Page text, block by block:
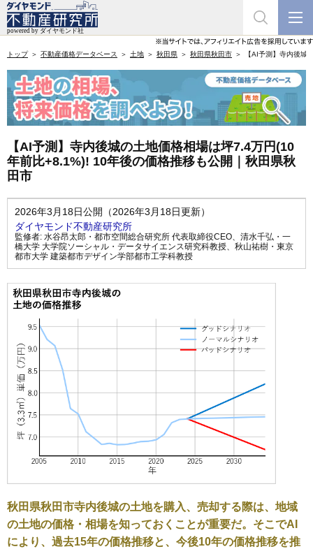
トップ 不動産価格データベース 土地 秋田県 秋田県秋田市 【AI予測】寺内後
【AI予測】寺内後城の土地価格相場は坪7.4万円(10
年前比+8.1%)! 10年後の価格推移も公開｜秋田県秋
田市
2026年3月18日公開（2026年3月18日更新）
ダイヤモンド不動産研究所
監修者: 水谷昂太郎・都市空間総合研究所 代表取締役CEO、 清水千弘・一
橋大学 大学院ソーシャル・データサイエンス研究科教授、 秋山祐樹・東京
都市大学 建築都市デザイン学部都市工学科教授
秋田県秋田市寺内後城の土地を購入、売却する際は、地域
の土地の価格・相場を知っておくことが重要だ。そこでAI
により、過去15年の価格推移と、今後10年の価格推移を推